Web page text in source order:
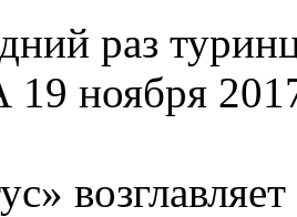
раз
ноября